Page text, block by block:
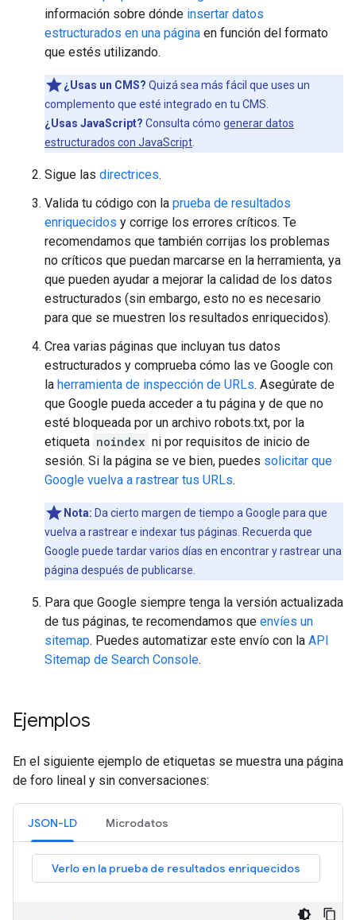
información sobre dónde insertar datos
estructurados en una página en función del formato
que estés utilizando.
¿Usas un CMS? Quizá sea más fácil que uses un
complemento que esté integrado en tu CMS.
¿Usas JavaScript? Consulta cómo generar datos
estructurados con JavaScript
Sigue las directrices.
Valida tu código con la prueba de resultados
enriquecidos y corrige los errores críticos. Te
recomendamos que también corrijas los problemas
no críticos que puedan marcarse en la herramienta, ya
que pueden ayudar a mejorar la calidad de los datos
estructurados (sin embargo, esto no es necesario
para que se muestren los resultados enriquecidos).
Crea varias páginas que incluyan tus datos
estructurados y comprueba cómo las ve Google con
la herramienta de inspección de URLs. Asegúrate de
que Google pueda acceder a tu página y de que no
esté bloqueada por un archivo robots.txt, por la
etiqueta noindex ni por requisitos de inicio de
sesión. Si la página se ve bien, puedes solicitar que
Google vuelva a rastrear tus URLs.
Nota: Da cierto margen de tiempo a Google para que
vuelva a rastrear e indexar tus páginas. Recuerda que
Google puede tardar varios días en encontrar y rastrear una
página después de publicarse.
Para que Google siempre tenga la versión actualizada
de tus páginas, te recomendamos que envíes un
sitemap. Puedes automatizar este envío con la API
Sitemap de Search Console.
Ejemplos
En el siguiente ejemplo de etiquetas se muestra una página
de foro lineal y sin conversaciones:
JSON-LD Microdatos